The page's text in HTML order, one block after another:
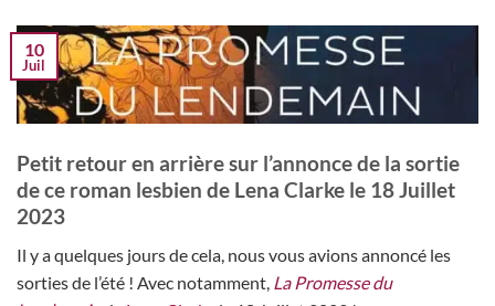
10
Juil
Petit retour en arrière sur l’annonce de la sortie
de ce roman lesbien de Lena Clarke le 18 Juillet
2023
Il y a quelques jours de cela, nous vous avions annoncé les
sorties de l’été ! Avec notamment, La Promesse du